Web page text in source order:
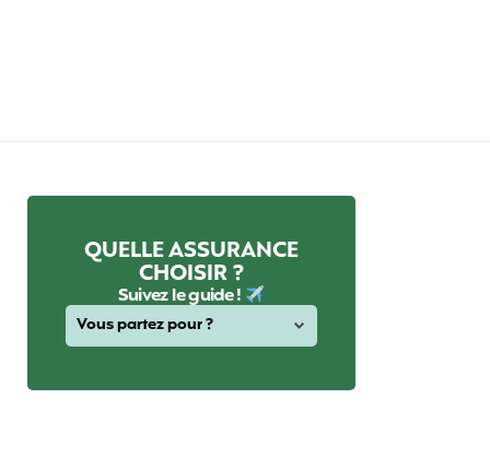
QUELLE ASSURANCE
CHOISIR ?
Suivez le guide !